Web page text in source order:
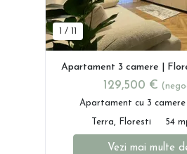
/
Apartament 3 camere |
129,500 €
Apartament cu 3
Terra, Floresti 54
Vezi mai multe